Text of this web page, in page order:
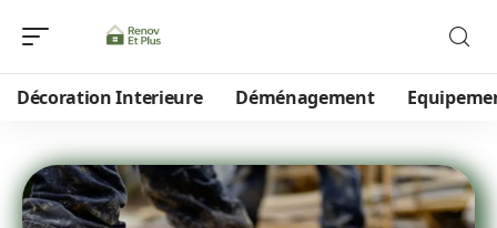
Décoration Interieure Déménagement